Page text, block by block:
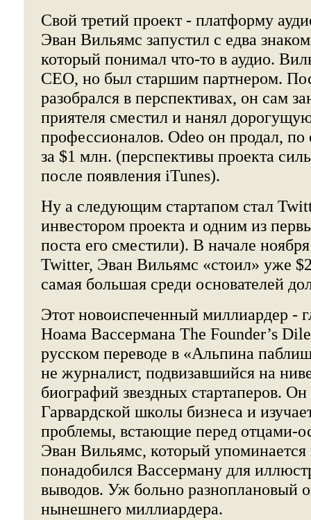
Свой третий проект - платформу
Эван Вильямс запустил с едва
который понимал что-то в аудио.
CEO, но был старшим партнером.
разобрался в перспективах, он сам
приятеля сместил и нанял
профессионалов. Odeo он продал, по
за $1 млн. (перспективы проекта
после появления iTunes).
Ну а следующим стартапом стал
инвестором проекта и одним из
поста его сместили). В начале
Twitter, Эван Вильямс «стоил» уже
самая большая среди основателей
Этот новоиспеченный миллиардер -
Ноама Вассермана The Founder’s
русском переводе в «Альпина
не журналист, подвизавшийся на
биографий звездных стартаперов.
Гарвардской школы бизнеса и
проблемы, встающие перед отцами-
Эван Вильямс, который упоминается
понадобился Вассерману для
выводов. Уж больно разноплановый
нынешнего миллиардера.